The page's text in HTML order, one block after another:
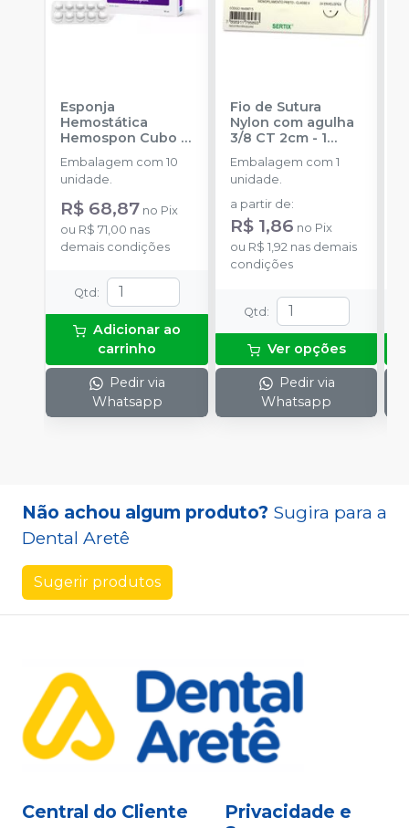
Esponja
Hemostática
Hemospon Cubo -
10 unidades
MAQUIRA
Embalagem com 10
unidade.
R$ 68,87 no Pix
ou R$ 71,00 nas
demais condições
Qtd:
Adicionar ao
carrinho
Pedir via
Whatsapp
Fio de Sutura
Nylon com agulha
3/8 CT 2cm - 1
unidade
Embalagem com 1
unidade.
a partir de:
R$ 1,86 no Pix
ou R$ 1,92nas demais
condições
Qtd:
Ver opções
Pedir via
Whatsapp
Não achou algum produto? Sugira para a
Dental Aretê
Sugerir produtos
Central do Cliente
Privacidade e